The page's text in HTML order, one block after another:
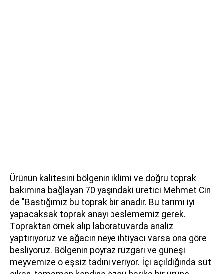
Ürünün kalitesini bölgenin iklimi ve doğru toprak
bakımına bağlayan 70 yaşındaki üretici Mehmet Cin
de "Bastığımız bu toprak bir anadır. Bu tarımı iyi
yapacaksak toprak anayı beslememiz gerek.
Topraktan örnek alıp laboratuvarda analiz
yaptırıyoruz ve ağacın neye ihtiyacı varsa ona göre
besliyoruz. Bölgenin poyraz rüzgarı ve güneşi
meyvemize o eşsiz tadını veriyor. İçi açıldığında süt